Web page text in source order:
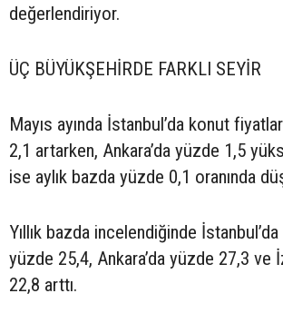
değerlendiriyor.
ÜÇ BÜYÜKŞEHİRDE FARKLI SEYİR
Mayıs ayında İstanbul’da konut
2,1 artarken, Ankara’da yüzde 1,5
ise aylık bazda yüzde 0,1 oranında
Yıllık bazda incelendiğinde
yüzde 25,4, Ankara’da yüzde 27,3 ve
22,8 arttı.